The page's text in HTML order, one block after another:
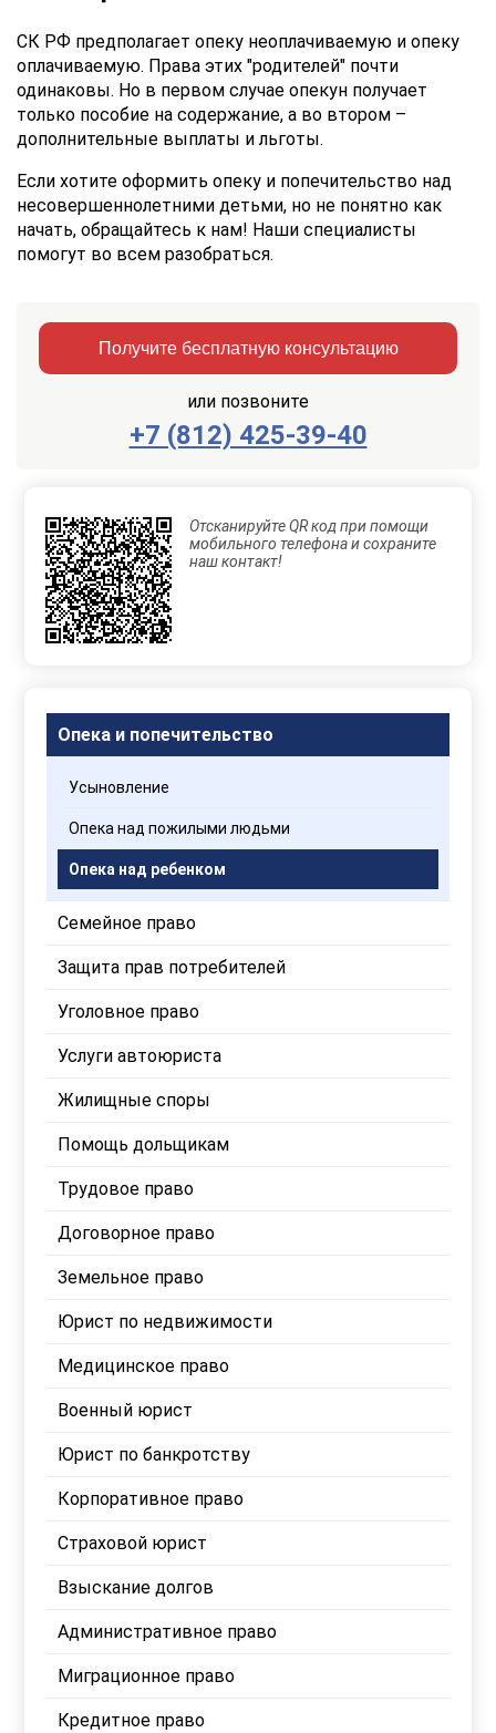
СК РФ предполагает опеку неоплачиваемую и опеку
оплачиваемую. Права этих "родителей" почти
одинаковы. Но в первом случае опекун получает
только пособие на содержание, а во втором –
дополнительные выплаты и льготы.
Если хотите оформить опеку и попечительство над
несовершеннолетними детьми, но не понятно как
начать, обращайтесь к нам! Наши специалисты
помогут во всем разобраться.
Получите бесплатную консультацию
или позвоните
+7 (812) 425-39-40
Заказать
Отправляя
данные,
Вы
соглашаетесь
с
Правилами
Отсканируйте QR код при помощи
мобильного телефона и сохраните
наш контакт!
Опека и попечительство
Усыновление
Опека над пожилыми людьми
Опека над ребенком
Семейное право
Защита прав потребителей
Уголовное право
Услуги автоюриста
Жилищные споры
Помощь дольщикам
Трудовое право
Договорное право
Земельное право
Юрист по недвижимости
Медицинское право
Военный юрист
Юрист по банкротству
Корпоративное право
Страховой юрист
Взыскание долгов
Административное право
Миграционное право
Кредитное право